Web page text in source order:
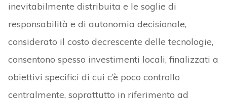
inevitabilmente distribuita e le soglie di
responsabilità e di autonomia decisionale,
considerato il costo decrescente delle tecnologie,
consentono spesso investimenti locali, finalizzati a
obiettivi specifici di cui c’è poco controllo
centralmente, soprattutto in riferimento ad